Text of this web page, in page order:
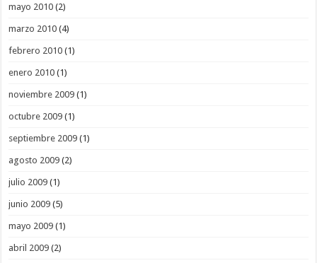
mayo 2010 (2)
marzo 2010 (4)
febrero 2010 (1)
enero 2010 (1)
noviembre 2009 (1)
octubre 2009 (1)
septiembre 2009 (1)
agosto 2009 (2)
julio 2009 (1)
junio 2009 (5)
mayo 2009 (1)
abril 2009 (2)